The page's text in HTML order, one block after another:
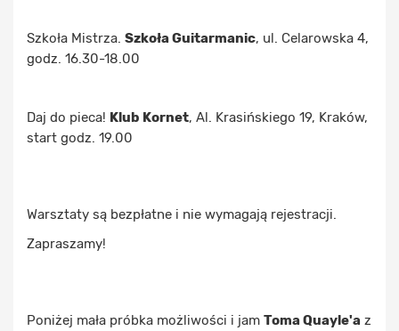
Szkoła Mistrza. Szkoła Guitarmanic, ul. Celarowska 4,
godz. 16.30-18.00
Daj do pieca! Klub Kornet, Al. Krasińskiego 19, Kraków,
start godz. 19.00
Warsztaty są bezpłatne i nie wymagają rejestracji.
Zapraszamy!
Poniżej mała próbka możliwości i jam Toma Quayle'a z